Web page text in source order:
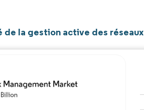
de la gestion active des réseaux